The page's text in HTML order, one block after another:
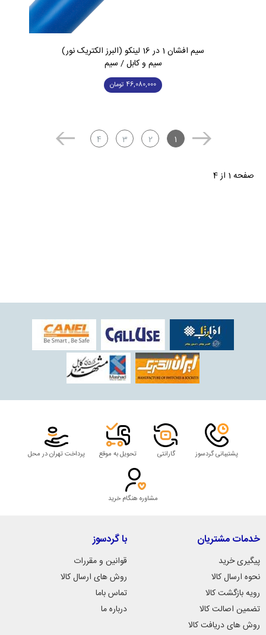
سیم افشان 1 در 16 لینکو (البرز الکتریک نور)
سیم و کابل / سیم
46,080,000 تومان
1
2
3
4
صفحه 1 از 4
پشتیبانی گردسوز گارانتی تحویل به موقع پرداخت تهران در محل
مشاوره هنگام خرید
خدمات مشتریان
پیگیری خرید
نحوه ارسال کالا
رویه بازگشت کالا
تضمین اصالت کالا
روش های دریافت کالا
با گردسوز
قوانین و مقررات
روش های ارسال کالا
تماس باما
درباره ما